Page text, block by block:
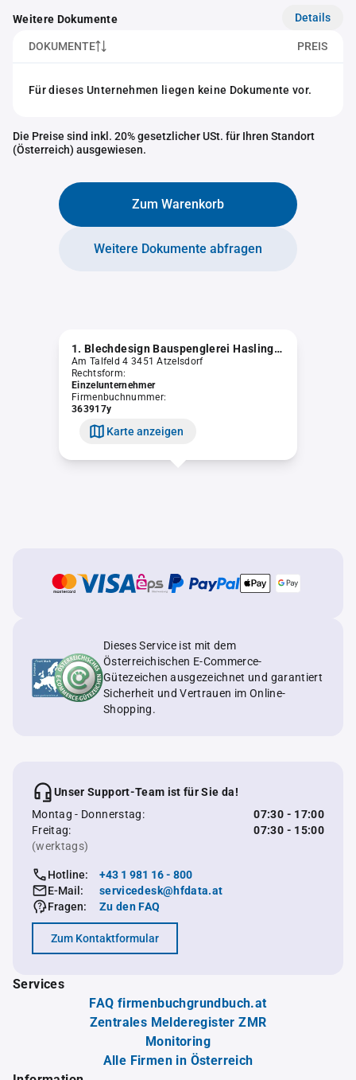
Weitere Dokumente Details
DOKUMENTE PREIS
Für dieses Unternehmen liegen keine Dokumente vor.
Die Preise sind inkl. 20% gesetzlicher USt. für Ihren Standort
(Österreich) ausgewiesen.
Zum Warenkorb
Weitere Dokumente abfragen
1. Blechdesign Bauspenglerei Haslinger Harald e.U.
Am Talfeld 4 3451 Atzelsdorf
Rechtsform:
Einzelunternehmer
Firmenbuchnummer:
363917y
Karte anzeigen
Dieses Service ist mit dem
Österreichischen E-Commerce-
Gütezeichen ausgezeichnet und garantiert
Sicherheit und Vertrauen im Online-
Shopping.
Unser Support-Team ist für Sie da!
Montag - Donnerstag:
07:30 - 17:00
Freitag:
07:30 - 15:00
(werktags)
Hotline:
+43 1 981 16 - 800
E-Mail:
servicedesk@hfdata.at
Fragen:
Zu den FAQ
Zum Kontaktformular
Services
FAQ firmenbuchgrundbuch.at
Zentrales Melderegister ZMR
Monitoring
Alle Firmen in Österreich